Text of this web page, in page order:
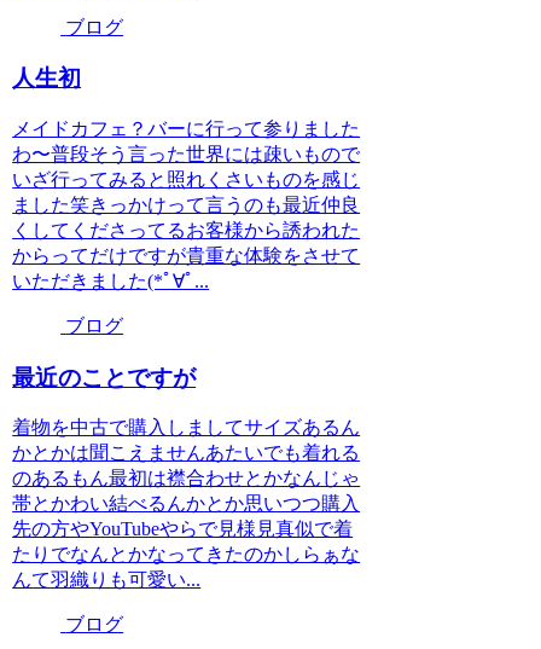
ブログ
人生初
メイドカフェ？バーに行って参りました
わ〜普段そう言った世界には疎いもので
いざ行ってみると照れくさいものを感じ
ました笑きっかけって言うのも最近仲良
くしてくださってるお客様から誘われた
からってだけですが貴重な体験をさせて
いただきました(*ﾟ∀ﾟ...
ブログ
最近のことですが
着物を中古で購入しましてサイズあるん
かとかは聞こえませんあたいでも着れる
のあるもん最初は襟合わせとかなんじゃ
帯とかわい結べるんかとか思いつつ購入
先の方やYouTubeやらで見様見真似で着
たりでなんとかなってきたのかしらぁな
んて羽織りも可愛い...
ブログ